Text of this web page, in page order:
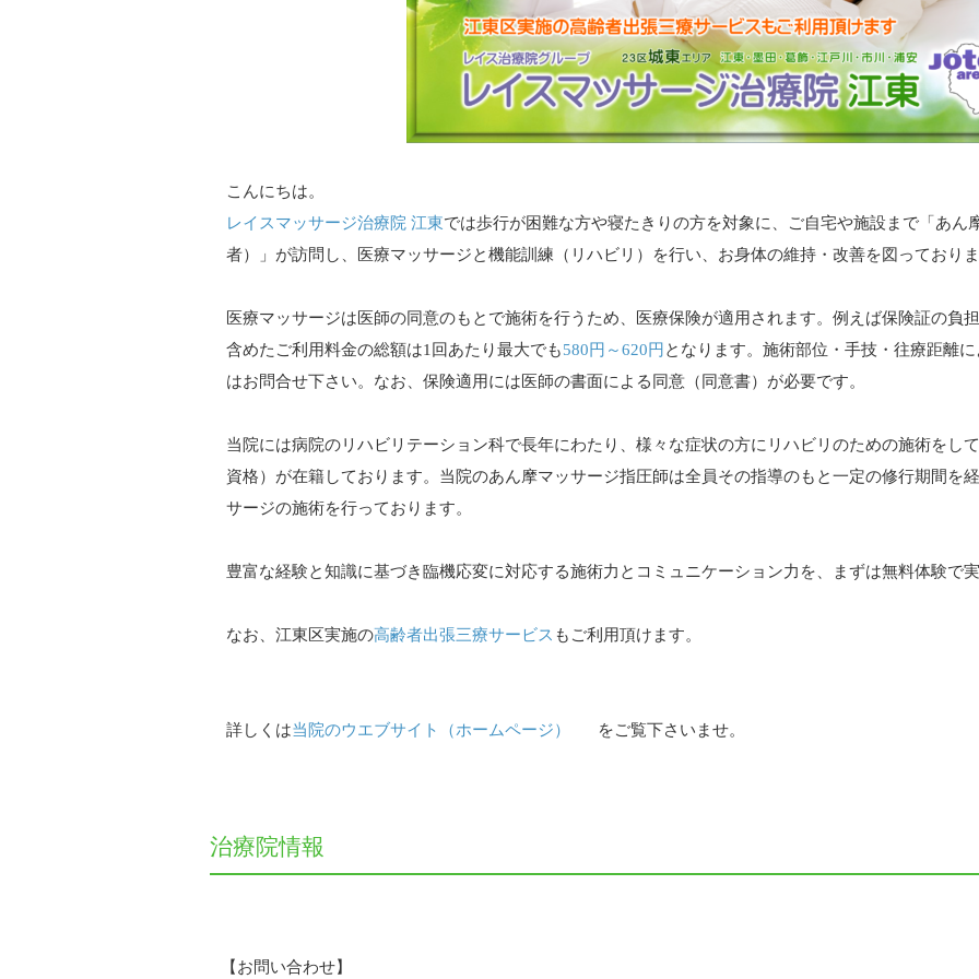
こんにちは。
レイスマッサージ治療院 江東では歩行が困難な方や寝たきりの方を対象に、ご自宅や施設まで「あん
者）」が訪問し、医療マッサージと機能訓練（リハビリ）を行い、お身体の維持・改善を図っておりま
医療マッサージは医師の同意のもとで施術を行うため、医療保険が適用されます。例えば保険証の負
含めたご利用料金の総額は1回あたり最大でも580円～620円 となります。施術部位・手技・往療距離
はお問合せ下さい。なお、保険適用には医師の書面による同意（同意書）が必要です。
当院には病院のリハビリテーション科で長年にわたり、様々な症状の方にリハビリのための施術をし
資格）が在籍しております。当院のあん摩マッサージ指圧師は全員その指導のもと一定の修行期間を
サージの施術を行っております。
豊富な経験と知識に基づき臨機応変に対応する施術力とコミュニケーション力を、まずは無料体験で
なお、江東区実施の高齢者出張三療サービス もご利用頂けます。
詳しくは当院のウエブサイト（ホームページ） をご覧下さいませ。
治療院情報
【お問い合わせ】